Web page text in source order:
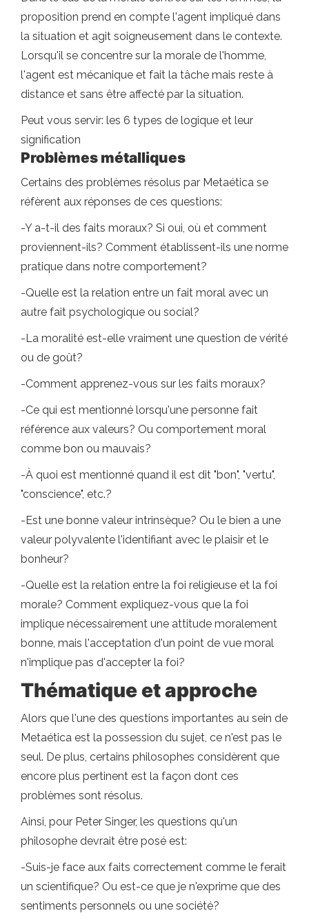
proposition prend en compte l'agent impliqué dans
la situation et agit soigneusement dans le contexte.
Lorsqu'il se concentre sur la morale de l'homme,
l'agent est mécanique et fait la tâche mais reste à
distance et sans être affecté par la situation.
Peut vous servir: les 6 types de logique et leur
signification
Problèmes métalliques
Certains des problèmes résolus par Metaética se
réfèrent aux réponses de ces questions:
-Y a-t-il des faits moraux? Si oui, où et comment
proviennent-ils? Comment établissent-ils une norme
pratique dans notre comportement?
-Quelle est la relation entre un fait moral avec un
autre fait psychologique ou social?
-La moralité est-elle vraiment une question de vérité
ou de goût?
-Comment apprenez-vous sur les faits moraux?
-Ce qui est mentionné lorsqu'une personne fait
référence aux valeurs? Ou comportement moral
comme bon ou mauvais?
-À quoi est mentionné quand il est dit "bon", "vertu",
"conscience", etc.?
-Est une bonne valeur intrinsèque? Ou le bien a une
valeur polyvalente l'identifiant avec le plaisir et le
bonheur?
-Quelle est la relation entre la foi religieuse et la foi
morale? Comment expliquez-vous que la foi
implique nécessairement une attitude moralement
bonne, mais l'acceptation d'un point de vue moral
n'implique pas d'accepter la foi?
Thématique et approche
Alors que l'une des questions importantes au sein de
Metaética est la possession du sujet, ce n'est pas le
seul. De plus, certains philosophes considèrent que
encore plus pertinent est la façon dont ces
problèmes sont résolus.
Ainsi, pour Peter Singer, les questions qu'un
philosophe devrait être posé est:
-Suis-je face aux faits correctement comme le ferait
un scientifique? Ou est-ce que je n'exprime que des
sentiments personnels ou une société?